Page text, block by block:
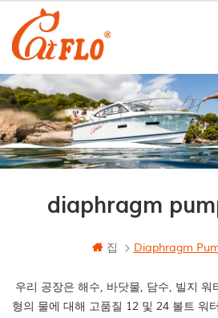
diaphragm
집 Diaphragm
우리 공장은 해수, 바닷물, 담수, 빌지 워
형의 물에 대해 고품질 12 및 24 볼트 워